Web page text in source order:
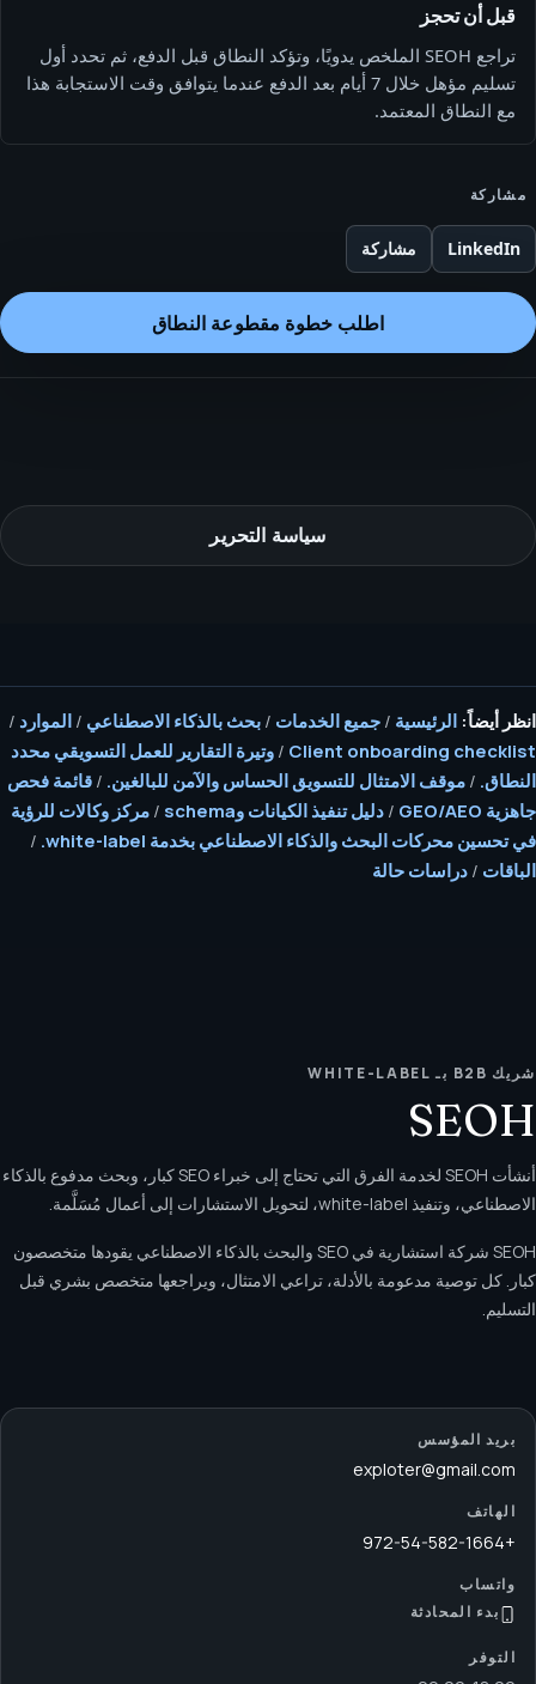
قبل أن تحجز
تراجع SEOH الملخص يدويًا، وتؤكد النطاق قبل الدفع، ثم تحدد أول
تسليم مؤهل خلال 7 أيام بعد الدفع عندما يتوافق وقت الاستجابة هذا
مع النطاق المعتمد.
مشاركة
LinkedIn مشاركة
اطلب خطوة مقطوعة النطاق
سياسة التحرير
انظر أيضاً: الرئيسية / جميع الخدمات / بحث بالذكاء الاصطناعي / الموارد /
Client onboarding checklist
/ وتيرة التقارير للعمل التسويقي محدد
النطاق. / موقف الامتثال للتسويق الحساس والآمن للبالغين. / قائمة فحص
جاهزية GEO/AEO
/ دليل تنفيذ الكيانات وschema / مركز وكالات للرؤية
في تحسين محركات البحث والذكاء الاصطناعي بخدمة white-label.
/
الباقات / دراسات حالة
شريك B2B بـ WHITE-LABEL
SEOH
أنشأت SEOH لخدمة الفرق التي تحتاج إلى خبراء SEO كبار، وبحث مدفوع بالذكاء
الاصطناعي، وتنفيذ white-label، لتحويل الاستشارات إلى أعمال مُسَلَّمة.
SEOH شركة استشارية في SEO والبحث بالذكاء الاصطناعي يقودها متخصصون
كبار. كل توصية مدعومة بالأدلة، تراعي الامتثال، ويراجعها متخصص بشري قبل
التسليم.
بريد المؤسس
exploter@gmail.com
الهاتف
+972-54-582-1664
واتساب
بدء المحادثة
التوفر